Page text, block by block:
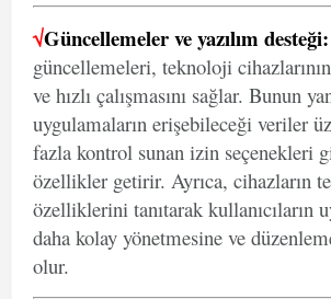
√Güncellemeler ve yazılım desteği:
güncellemeleri, teknoloji
ve hızlı çalışmasını sağlar. Bunun
uygulamaların erişebileceği veriler
fazla kontrol sunan izin seçenekleri
özellikler getirir. Ayrıca, cihazların
özelliklerini tanıtarak kullanıcıların
daha kolay yönetmesine ve
olur.